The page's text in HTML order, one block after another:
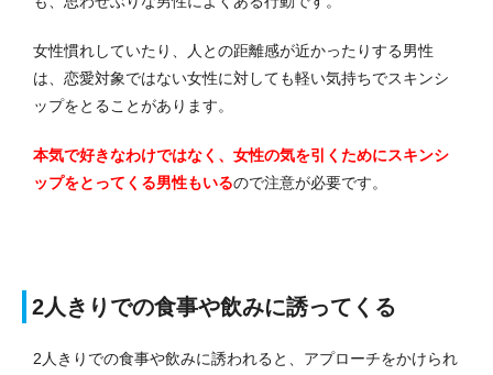
女性慣れしていたり、人との距離感が近かったりする男性
は、恋愛対象ではない女性に対しても軽い気持ちでスキンシ
ップをとることがあります。
本気で好きなわけではなく、女性の気を引くためにスキンシ
ップをとってくる男性もいるので注意が必要です。
2人きりでの食事や飲みに誘ってくる
2人きりでの食事や飲みに誘われると、アプローチをかけられ